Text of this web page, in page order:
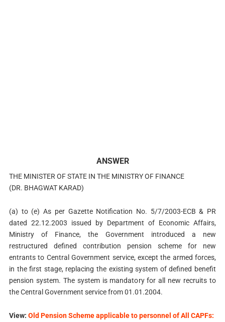
ANSWER
THE MINISTER OF STATE IN THE MINISTRY OF FINANCE
(DR. BHAGWAT KARAD)
(a) to (e) As per Gazette Notification No. 5/7/2003-ECB & PR
dated 22.12.2003 issued by Department of Economic Affairs,
Ministry of Finance, the Government introduced a new
restructured defined contribution pension scheme for new
entrants to Central Government service, except the armed forces,
in the first stage, replacing the existing system of defined benefit
pension system. The system is mandatory for all new recruits to
the Central Government service from 01.01.2004.
View: Old Pension Scheme applicable to personnel of All CAPFs: